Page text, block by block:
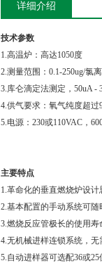
详细介绍
技术参数
1.高温炉：高达1050度
2.测量范围：0.1-250ug/氯
3.库仑滴定法测定，50uA -
4.供气要求：氧气纯度超过
5.电源：230或110VAC，
主要特点
1.革命化的垂直燃烧炉设
2.基本配置的手动系统可
3.燃烧反应管极长的使用寿
4.无机械进样连锁系统，无
5.自动进样器可选配36或25